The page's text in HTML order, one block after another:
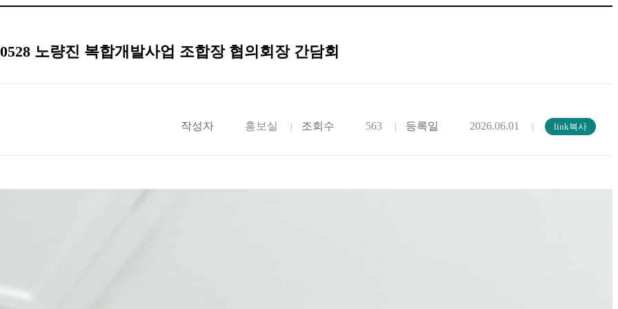
노량진 복합개발사업 조합장 협의회장 간담회
작성자 홍보실 조회수 563 등록일 2026.06.01